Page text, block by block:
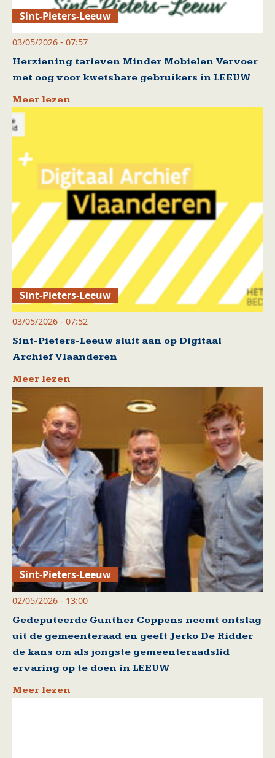
Sint-Pieters-Leeuw
03/05/2026 - 07:57
Herziening tarieven Minder Mobielen Vervoer
met oog voor kwetsbare gebruikers in LEEUW
Meer lezen
Sint-Pieters-Leeuw
03/05/2026 - 07:52
Sint-Pieters-Leeuw sluit aan op Digitaal
Archief Vlaanderen
Meer lezen
Sint-Pieters-Leeuw
02/05/2026 - 13:00
Gedeputeerde Gunther Coppens neemt ontslag
uit de gemeenteraad en geeft Jerko De Ridder
de kans om als jongste gemeenteraadslid
ervaring op te doen in LEEUW
Meer lezen